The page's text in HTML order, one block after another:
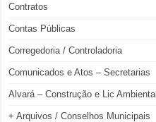
Contratos
Contas Públicas
Corregedoria / Controladoria
Comunicados e Atos – Secretarias
Alvará – Construção e Lic Ambiental
+ Arquivos / Conselhos Municipais